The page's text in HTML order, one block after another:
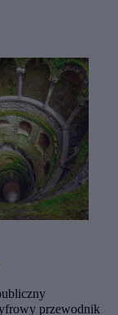
przewodnik